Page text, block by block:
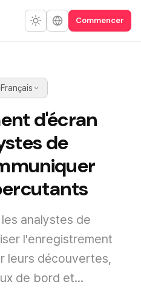
Commencer
Français
d'écran
de
analystes de
l'enregistrement
leurs découvertes,
de bord et...